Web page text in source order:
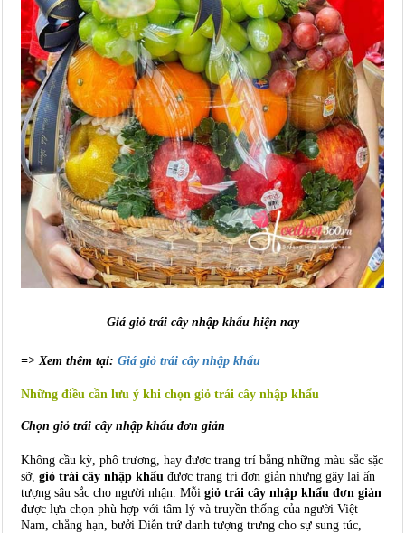
Giá giỏ trái cây nhập khẩu hiện nay
=> Xem thêm tại: Giá giỏ trái cây nhập khẩu
Những điều cần lưu ý khi chọn giỏ trái cây nhập khẩu
Chọn giỏ trái cây nhập khẩu đơn giản
Không cầu kỳ, phô trương, hay được trang trí bằng những màu sắc sặc
sỡ, giỏ trái cây nhập khẩu được trang trí đơn giản nhưng gây lại ấn
tượng sâu sắc cho người nhận. Mỗi giỏ trái cây nhập khẩu đơn giản
được lựa chọn phù hợp với tâm lý và truyền thống của người Việt
Nam, chẳng hạn, bưởi Diễn trứ danh tượng trưng cho sự sung túc,